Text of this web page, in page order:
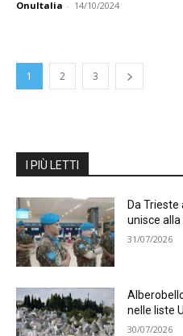
OnuItalia - 14/10/2024
1 2 3
I PIÙ LETTI
Da Trieste
unisce alla
31/07/2026
nelle liste
30/07/2026